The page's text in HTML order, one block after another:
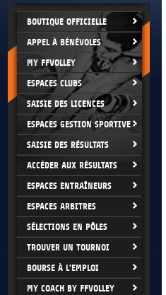
BOUTIQUE OFFICIELLE
APPEL À BÉNÉVOLES
MY FFVOLLEY
ESPACES CLUBS
SAISIE DES LICENCES
ESPACES GESTION SPORTIVE
SAISIE DES RÉSULTATS
ACCÉDER AUX RÉSULTATS
ESPACES ENTRAÎNEURS
ESPACES ARBITRES
SÉLECTIONS EN PÔLES
TROUVER UN TOURNOI
BOURSE À L'EMPLOI
MY COACH BY FFVOLLEY